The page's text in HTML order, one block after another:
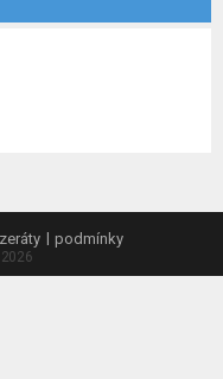
podmínky